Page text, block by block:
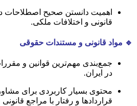
اهمیت دانستن صحیح اصطلاحات
قانونی و اختلافات ملکی.
🔹 مواد قانونی و مستندات حقوقی
جمع‌بندی مهم‌ترین قوانین و
در ایران.
محتوی بسیار کاربردی برای
قراردادها و رفتار با مراجع